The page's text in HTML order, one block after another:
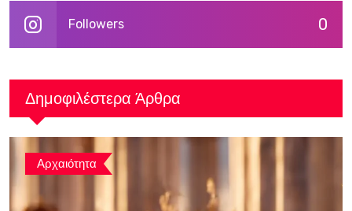
0
Followers
Δημοφιλέστερα Άρθρα
Αρχαιότητα